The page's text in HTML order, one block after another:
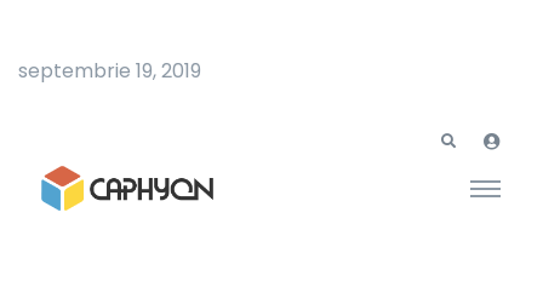
septembrie 19, 2019